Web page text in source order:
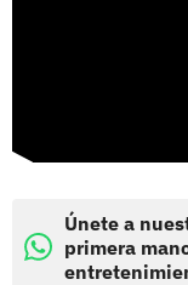
Únete a
primera